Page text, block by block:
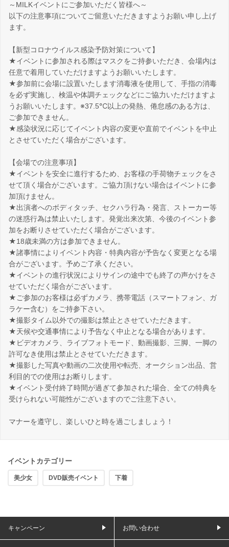
～MILKイベントにご参加いただく皆様へ～
以下の注意事項についてご留意いただきますようお願い申し上げ
ます。
【新型コロナウイルス感染予防対策について】
★イベントに参加される際はマスクをご持参いただき、会場内は
任意で着用していただけますようお願いいたします。
★参加前に会場に設置いたします消毒液を使用して、手指の消毒
を必ず実施し、検温や体調チェックなどにご協力いただけますよ
うお願いいたします。※37.5℃以上の発熱、倦怠感のある方は、
ご参加できません。
★感染状況に応じてイベント内容の変更や直前でイベントを中止
とさせていただく場合がございます。
【会場での注意事項】
★イベントを安全に進行するため、お客様の手荷物チェックをさ
せて頂く場合がございます。ご協力頂けない場合はイベントに参
加頂けません。
★出演者へのボディタッチ、セクハラ行為・発言、ストーカー等
の迷惑行為は禁止いたします。発覚出来次第、今後のイベント参
加をお断りさせていただく場合がございます。
★18歳未満の方は参加できません。
★諸事情によりイベント内容・特典内容が予告なく変更となる場
合がございます。予めご了承ください。
★イベントの進行状況によりサインの途中でも終了の声かけをさ
せていただく場合がございます。
★ご参加のお客様は必ずカメラ、携帯電話（スマートフォン、ガ
ラケー含む）をご持参下さい。
★撮影タイム以外での撮影は禁止とさせていただきます。
★天候や交通事情により予告なく中止となる場合があります。
★ビデオカメラ、ライブフォトモード、動画撮影、三脚、一脚の
許可なき使用は禁止とさせていただきます。
★撮影した写真や動画の二次使用や転売、オークション出品、営
利目的での使用はお断りします。
★イベント受付終了時間が過ぎて参加された場合、全ての特典を
受けられない可能性がございますのでご注意下さい。
マナーを遵守し、楽しいひと時を過ごしましょう！
イベントカテゴリー
美少女 DVD販売イベント 下着
キャンペーン お問い合わせ